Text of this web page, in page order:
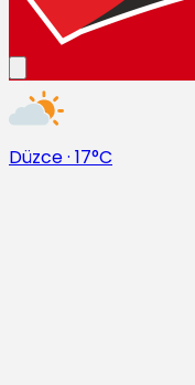
Düzce· 17°C